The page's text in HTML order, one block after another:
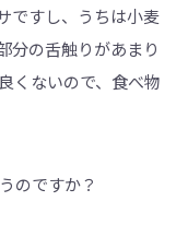
ですし、うちは小麦
分の舌触りがあまり
くないので、食べ物
のですか？